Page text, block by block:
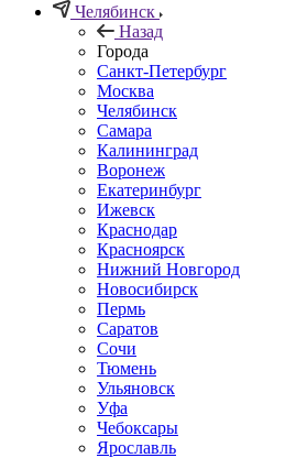
Челябинск
Назад
Города
Санкт-Петербург
Москва
Челябинск
Самара
Калининград
Воронеж
Екатеринбург
Ижевск
Краснодар
Красноярск
Нижний Новгород
Новосибирск
Пермь
Саратов
Сочи
Тюмень
Ульяновск
Уфа
Чебоксары
Ярославль